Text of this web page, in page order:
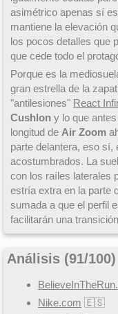
asimétrico apenas sí
mantiene la elevación
los pocos detalles que
que cede todo el
Porque es la
gran estrella de la
"antilesiones" React
Cushlon y lo que
longitud de Air Zoom
parte delantera, eso sí,
acostumbrados. La
con los raíles laterales
estría extra en la parte
sumada a que el perfil
facilitarán una
Análisis (91/100)
Nike.com 🇪🇸